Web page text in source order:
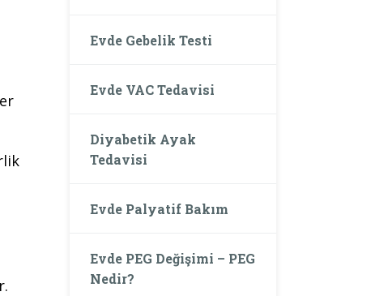
Evde Gebelik Testi
Evde VAC Tedavisi
Diyabetik Ayak
Tedavisi
Evde Palyatif Bakım
Evde PEG Değişimi – PEG
Nedir?